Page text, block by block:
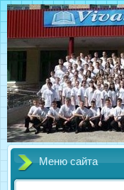
Меню сайта